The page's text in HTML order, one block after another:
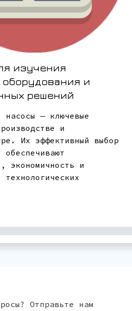
изучения
и
решений
насосы — ключевые
и
Их эффективный выбор
обеспечивают
экономичность и
технологических
Отправьте нам